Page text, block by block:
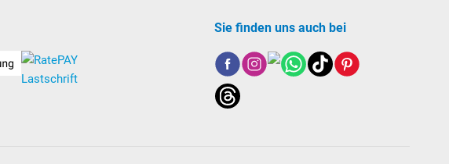
Sie finden uns auch bei